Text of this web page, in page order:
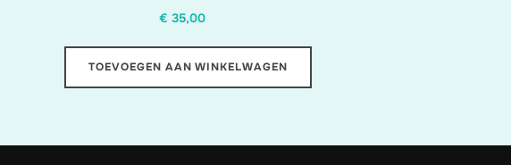
€ 35,00
TOEVOEGEN AAN WINKELWAGEN